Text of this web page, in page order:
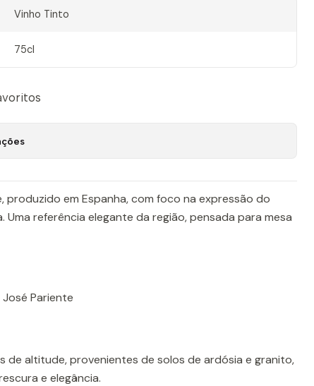
Vinho Tinto
75cl
produzido em Espanha, com foco na expressão do
referência elegante da região, pensada para mesa
Pariente
de altitude, provenientes de solos de ardósia e granito,
e elegância.